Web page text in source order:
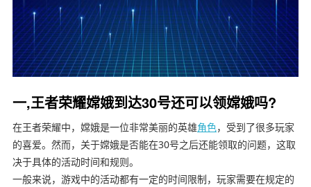
一,王者荣耀嫦娥到达30号还可以领嫦娥吗?
在王者荣耀中，嫦娥是一位非常美丽的英雄角色，受到了很多玩家
的喜爱。然而，关于嫦娥是否能在30号之后还能领取的问题，这取
决于具体的活动时间和规则。
一般来说，游戏中的活动都有一定的时间限制，玩家需要在规定的